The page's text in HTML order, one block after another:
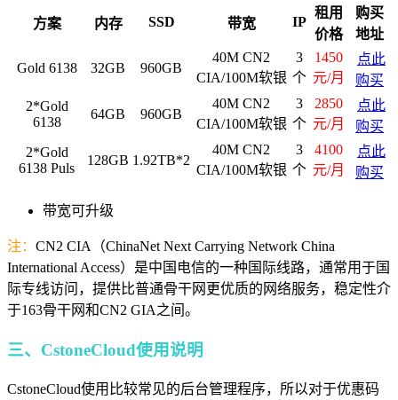
方案 内存 SSD 带宽 IP
租用
价格
购买
地址
Gold 6138 32GB 960GB
40M CN2
CIA/100M软银
3
个
1450
元/月
点此
购买
2*Gold
6138
64GB 960GB
40M CN2
CIA/100M软银
3
个
2850
元/月
点此
购买
2*Gold
6138 Puls
128GB 1.92TB*2
40M CN2
CIA/100M软银
3
个
4100
元/月
点此
购买
带宽可升级
注： CN2 CIA（ChinaNet Next Carrying Network China
International Access）是中国电信的一种国际线路，通常用于国
际专线访问，提供比普通骨干网更优质的网络服务，稳定性介
于163骨干网和CN2 GIA之间。
三、CstoneCloud使用说明
CstoneCloud使用比较常见的后台管理程序，所以对于优惠码